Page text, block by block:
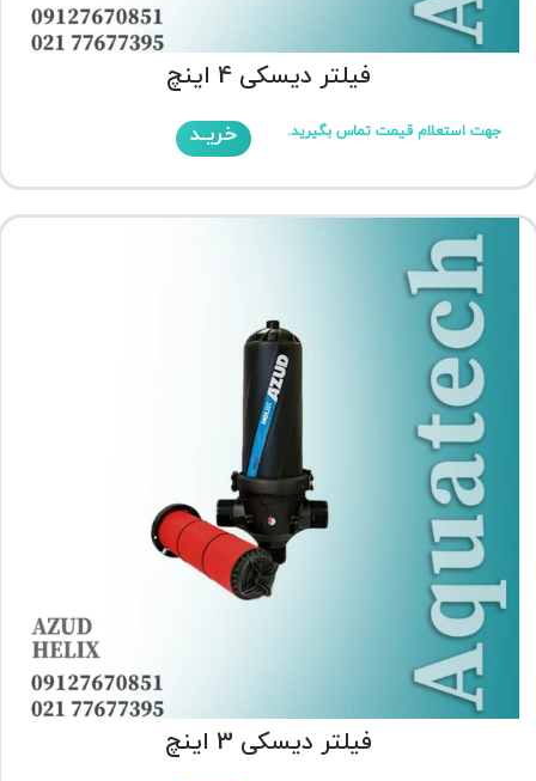
فیلتر دیسکی 4 اینچ
جهت استعلام قیمت تماس بگیرید. خریـد
فیلتر دیسکی 3 اینچ